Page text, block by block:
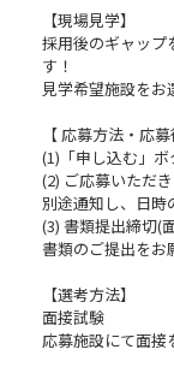
【現場見学】
採用後のギャップ
す！
見学希望施設をお
【 応募方法・応募
(1)「申し込む」ボ
(2) ご応募いただ
別途通知し、日時
(3) 書類提出締切(
書類のご提出をお
【選考方法】
面接試験
応募施設にて面接